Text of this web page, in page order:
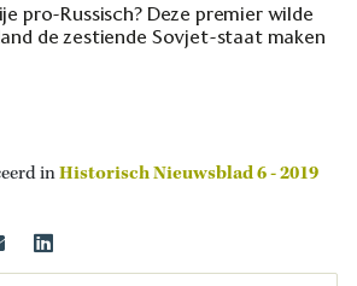
pro-Russisch? Deze premier wilde
de zestiende Sovjet-staat maken
inHistorisch Nieuwsblad 6 - 2019